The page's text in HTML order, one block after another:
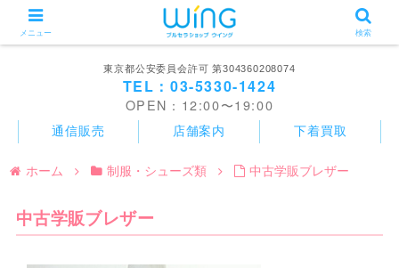
東京都公安委員会許可 第304360208074
TEL：03-5330-1424
OPEN：12:00〜19:00
通信販売 店舗案内 下着買取
ホーム 制服・シューズ類 中古学販ブレザー
中古学販ブレザー
メニュー 検索